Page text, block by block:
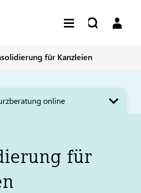
für Kanzleien
online
für